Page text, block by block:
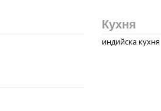
Кухня
индийска кухня